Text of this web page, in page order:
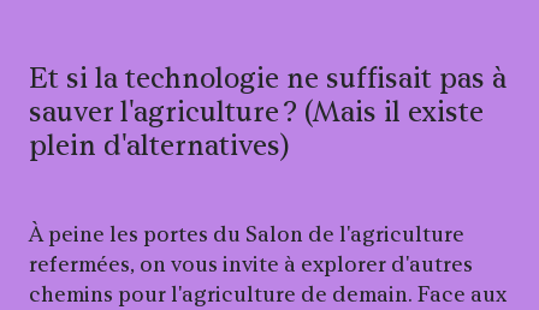
Et si la technologie ne suffisait pas à
sauver l'agriculture ? (Mais il existe
plein d'alternatives)
À peine les portes du Salon de l'agriculture
refermées, on vous invite à explorer d'autres
chemins pour l'agriculture de demain. Face aux